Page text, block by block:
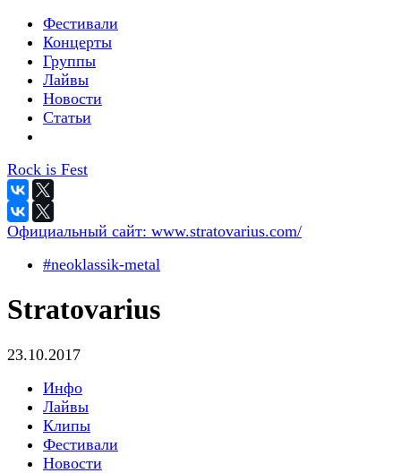
Фестивали
Концерты
Группы
Лайвы
Новости
Статьи
Rock is Fest
Официальный сайт: www.stratovarius.com/
#neoklassik-metal
Stratovarius
23.10.2017
Инфо
Лайвы
Клипы
Фестивали
Новости